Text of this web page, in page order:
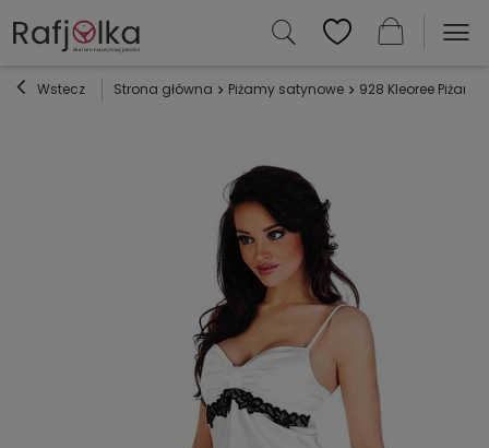
Wstecz Strona główna Piżamy satynowe 928 Kleoree